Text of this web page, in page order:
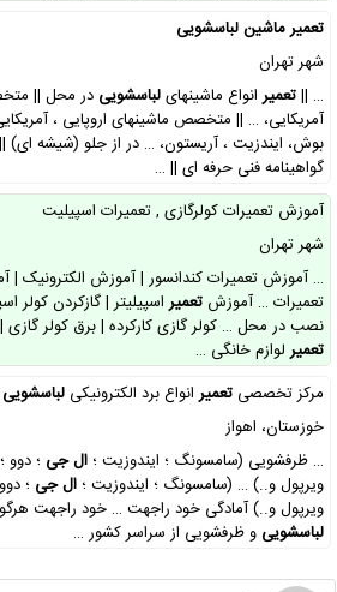
تعمیرماشین لباسشویی
شهر تهران
… ||تعمیرانواع ماشینهایلباسشوییدر محل ||
آمریکایی، … || متخصص ماشینهای اروپایی ،
بوش، ایندزیت ، آریستون، … در از جلو (شیشه ای)
گواهینامه فنی حرفه ای || …
آموزش تعمیرات کولرگازی , تعمیرات اسپیلیت
شهر تهران
… آموزش تعمیرات کندانسور | آموزش الکترونیک |
تعمیرات … آموزش تعمیراسپیلیتر | گازکردن کولر
نصب در محل … کولر گازی کارکرده | برق کولر گازی
تعمیرلوازم خانگی …
مرکز تخصصی تعمیرانواع برد الکترونیکی لباسشویی
خوزستان، اهواز
… ظرفشویی (سامسونگ ؛ ایندوزیت ؛ ال جی؛ دوو
ویرپول و..) … (سامسونگ ؛ ایندوزیت ؛ ال جی؛
ویرپول و..) آمادگی خود راجهت … خود راجهت
لباسشوییو ظرفشویی از سراسر کشور …